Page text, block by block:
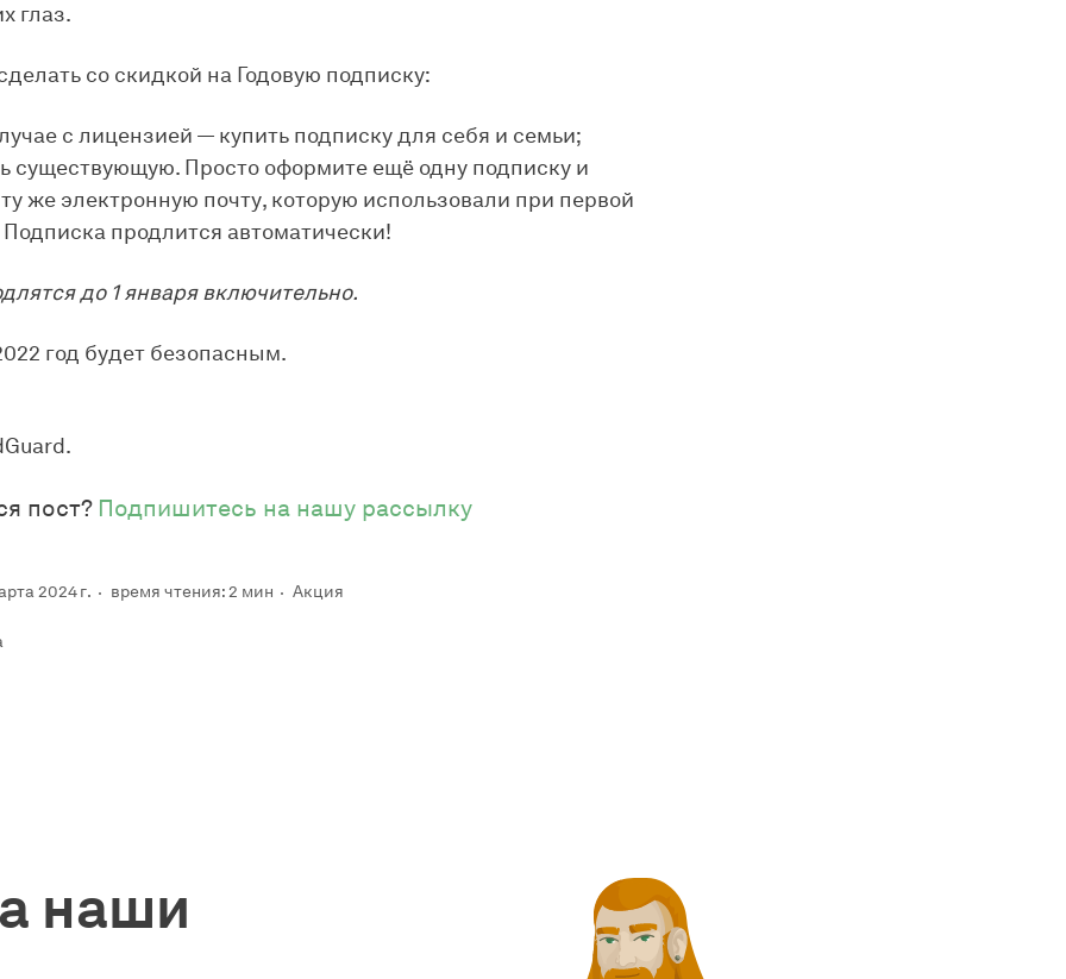
глаз.
со скидкой на Годовую подписку:
с лицензией — купить подписку для себя и семьи;
существующую. Просто оформите ещё одну подписку и
же электронную почту, которую использовали при первой
Подписка продлится автоматически!
до 1 января включительно.
год будет безопасным.
пост? Подпишитесь на нашу рассылку
2024 г. время чтения: 2 мин Акция
наши